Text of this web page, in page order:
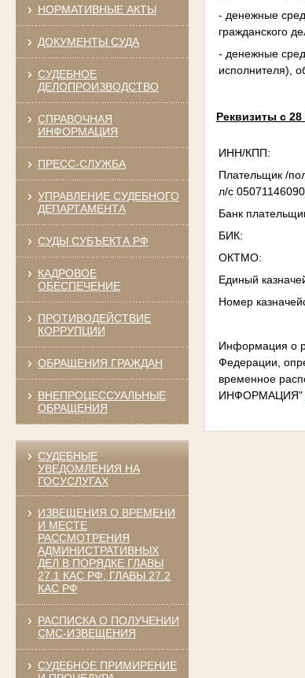
НОРМАТИВНЫЕ АКТЫ
ДОКУМЕНТЫ СУДА
СУДЕБНОЕ
ДЕЛОПРОИЗВОДСТВО
СПРАВОЧНАЯ
ИНФОРМАЦИЯ
ПРЕСС-СЛУЖБА
УПРАВЛЕНИЕ СУДЕБНОГО
ДЕПАРТАМЕНТА
СУДЫ СУБЪЕКТА РФ
КАДРОВОЕ
ОБЕСПЕЧЕНИЕ
ПРОТИВОДЕЙСТВИЕ
КОРРУПЦИИ
ОБРАЩЕНИЯ ГРАЖДАН
ВНЕПРОЦЕССУАЛЬНЫЕ
ОБРАЩЕНИЯ
СУДЕБНЫЕ
УВЕДОМЛЕНИЯ НА
ГОСУСЛУГАХ
ИЗВЕЩЕНИЯ О ВРЕМЕНИ
И МЕСТЕ
РАССМОТРЕНИЯ
АДМИНИСТРАТИВНЫХ
ДЕЛ В ПОРЯДКЕ ГЛАВЫ
27.1 КАС РФ, ГЛАВЫ 27.2
КАС РФ
РАСПИСКА О ПОЛУЧЕНИИ
СМС-ИЗВЕЩЕНИЯ
СУДЕБНОЕ ПРИМИРЕНИЕ
- денежные
гражданского
- денежные
исполнителя),
Реквизиты с 28
ИНН/КПП:
Плательщик /
л/с
Банк
БИК:
Единый
Номер
Информация о
Федерации,
временное
ИНФОРМАЦИЯ"